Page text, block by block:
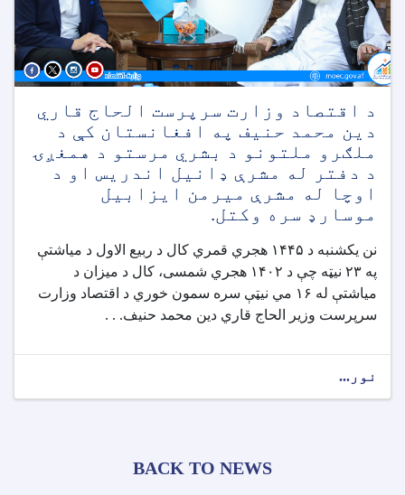
د اقتصاد وزارت سرپرست الحاج قاري
دین محمد حنیف په افغانستان کې د
ملګرو ملتونو د بشري مرستو د همغږۍ
د دفتر له مشرې ډانیل اندریس او د
اوچا له مشرې میرمن ایزابیل
موسارډ سره وکتل.
نن یکشنبه د ۱۴۴۵ هجري قمري کال د ربیع الاول د میاشتې
په ۲۳ نیټه چې د ۱۴۰۲ هجري شمسی، کال د میزان د
میاشتې له ۱۶ مي نیټې سره سمون خوري د اقتصاد وزارت
سرپرست وزیر الحاج قاري دین محمد حنیف. . .
نور...
BACK TO NEWS